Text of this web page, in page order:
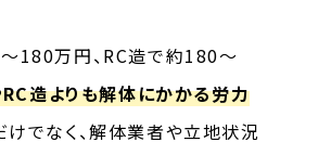
180万円、RC造で約180〜
造よりも解体にかかる労力
でなく、解体業者や立地状況